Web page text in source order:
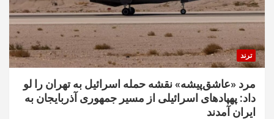
ترند
مرد «عاشق‌پیشه» نقشه حمله اسرائیل به تهران را لو
داد: پهپادهای اسرائیلی از مسیر جمهوری آذربایجان به
ایران آمدند